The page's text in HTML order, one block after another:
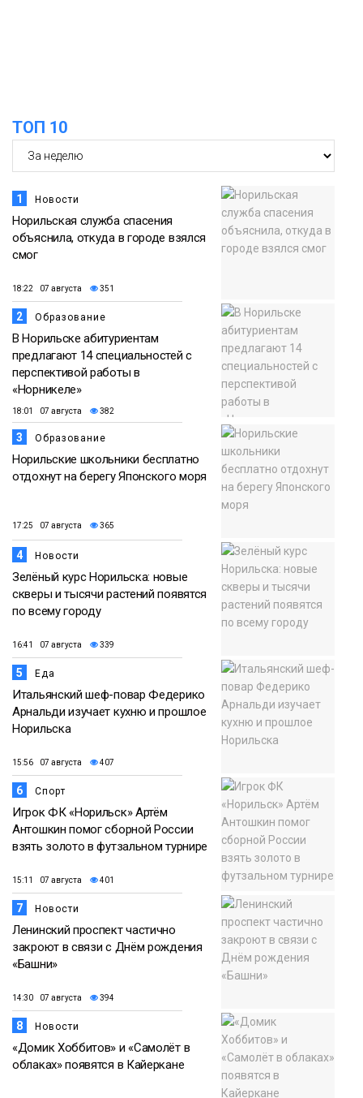
18:30
Фото
Заполярное лето в разгаре: Норильск
прогрелся до 29 градусов
ТОП 10
1 Новости
Норильская служба спасения
объяснила, откуда в городе взялся
смог
18:22 07 августа 351
2 Образование
В Норильске абитуриентам
предлагают 14 специальностей с
перспективой работы в
«Норникеле»
18:01 07 августа 382
3 Образование
Норильские школьники бесплатно
отдохнут на берегу Японского моря
17:25 07 августа 365
4 Новости
Зелёный курс Норильска: новые
скверы и тысячи растений появятся
по всему городу
16:41 07 августа 339
5 Еда
Итальянский шеф-повар Федерико
Арнальди изучает кухню и прошлое
Норильска
15:56 07 августа 407
6 Спорт
Игрок ФК «Норильск» Артём
Антошкин помог сборной России
взять золото в футзальном турнире
15:11 07 августа 401
7 Новости
Ленинский проспект частично
закроют в связи с Днём рождения
«Башни»
14:30 07 августа 394
8 Новости
«Домик Хоббитов» и «Самолёт в
облаках» появятся в Кайеркане